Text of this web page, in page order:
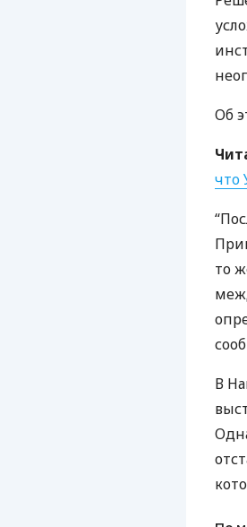
Об
что
то
В